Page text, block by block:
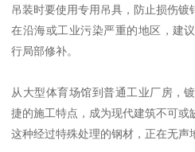
吊装时要使用专用吊具，防止损伤镀
在沿海或工业污染严重的地区，建
行局部修补。
从大型体育场馆到普通工业厂房，
捷的施工特点，成为现代建筑不可或
这种经过特殊处理的钢材，正在无声